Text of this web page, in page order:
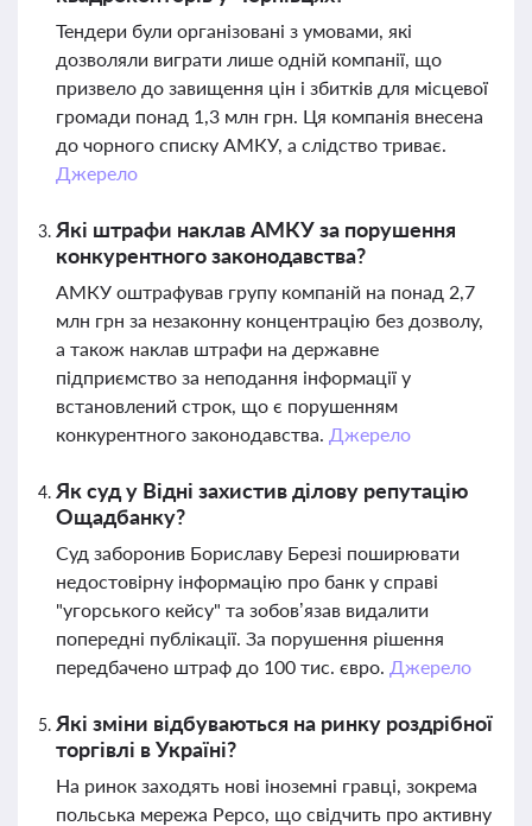
Тендери були організовані з умовами, які
дозволяли виграти лише одній компанії, що
призвело до завищення цін і збитків для місцевої
громади понад 1,3 млн грн. Ця компанія внесена
до чорного списку АМКУ, а слідство триває.
Джерело
Які штрафи наклав АМКУ за порушення
конкурентного законодавства?
АМКУ оштрафував групу компаній на понад 2,7
млн грн за незаконну концентрацію без дозволу,
а також наклав штрафи на державне
підприємство за неподання інформації у
встановлений строк, що є порушенням
конкурентного законодавства. Джерело
Як суд у Відні захистив ділову репутацію
Ощадбанку?
Суд заборонив Бориславу Березі поширювати
недостовірну інформацію про банк у справі
"угорського кейсу" та зобов’язав видалити
попередні публікації. За порушення рішення
передбачено штраф до 100 тис. євро. Джерело
Які зміни відбуваються на ринку роздрібної
торгівлі в Україні?
На ринок заходять нові іноземні гравці, зокрема
польська мережа Pepco, що свідчить про активну